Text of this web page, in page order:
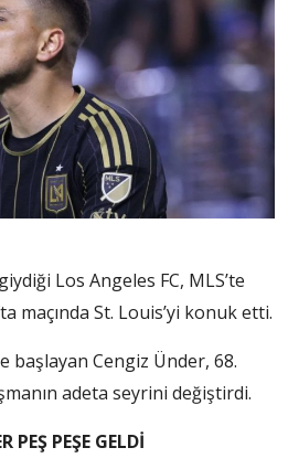
Los Angeles FC, MLS’te
maçında St. Louis’yi konuk etti.
başlayan Cengiz Ünder, 68.
adeta seyrini değiştirdi.
PEŞ PEŞE GELDİ